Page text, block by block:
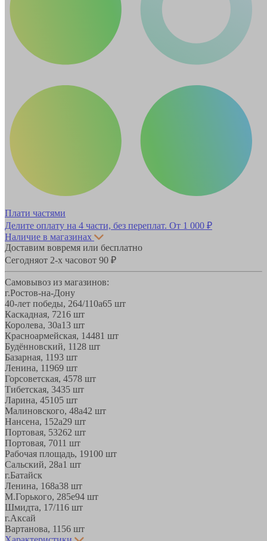
Плати частями
Делите оплату на 4 части, без переплат. От 1 000 ₽
Наличие в магазинах
Доставим вовремя или бесплатно
Сегодняот 2-х часовот 90 ₽
Самовывоз из магазинов:
г.Ростов-на-Дону
40-лет победы, 264/110а65 шт
Каскадная, 7216 шт
Королева, 30а13 шт
Красноармейская, 14481 шт
Будённовский, 11 28 шт
Базарная, 1193 шт
Ленина, 11969 шт
Горсоветская, 4578 шт
Тибетская, 3435 шт
Ларина, 45105 шт
Малиновского, 48а42 шт
Нансена, 152а29 шт
Портовая, 53262 шт
Портовая, 7011 шт
Рабочая площадь, 19100 шт
Сальский, 28a1 шт
г.Батайск
Ленина, 168а38 шт
М.Горького, 285е94 шт
Шмидта, 17/116 шт
г.Аксай
Вартанова, 11 56 шт